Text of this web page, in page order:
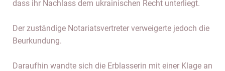
dass ihr Nachlass dem ukrainischen Recht unterliegt.
Der zuständige Notariatsvertreter verweigerte jedoch die
Beurkundung.
Daraufhin wandte sich die Erblasserin mit einer Klage an